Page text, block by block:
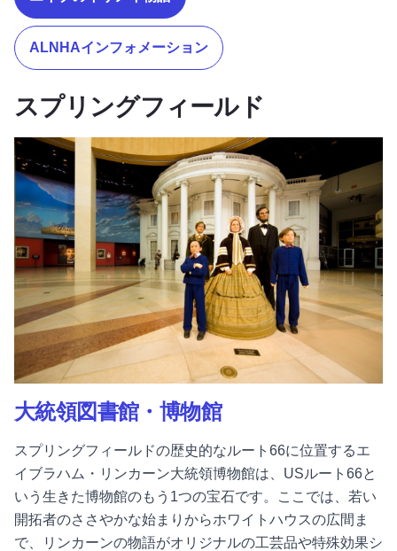
ALNHAインフォメーション
スプリングフィールド
大統領図書館・博物館
スプリングフィールドの歴史的なルート66に位置するエ
イブラハム・リンカーン大統領博物館は、USルート66と
いう生きた博物館のもう1つの宝石です。ここでは、若い
開拓者のささやかな始まりからホワイトハウスの広間ま
で、リンカーンの物語がオリジナルの工芸品や特殊効果シ